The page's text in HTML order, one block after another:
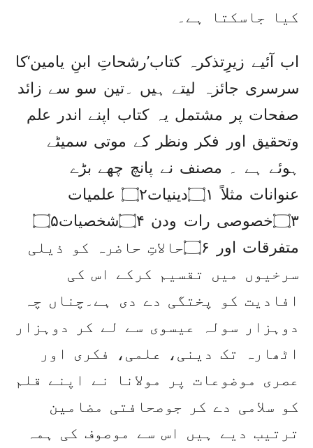
کیا جاسکتا ہے۔
اب آئیے زیرِتذکرہ کتاب’رشحاتِ ابنِ یامین‘کا
سرسری جائزہ لیتے ہیں ۔تین سو سے زائد
صفحات پر مشتمل یہ کتاب اپنے اندر علم
وتحقیق اور فکر ونظر کے موتی سمیٹے
ہوئے ہے ۔ مصنف نے پانچ چھے بڑے
عنوانات مثلاً ۝۱دینیات۝۲ علمیات
۝۳خصوصی رات ودن ۝۴شخصیات۝۵
متفرقات اور ۝۶حالاتِ حاضرہ کو ذیلی
سرخیوں میں تقسیم کرکے اس کی
افادیت کو پختگی دے دی ہے۔چناں چہ
دوہزار سولہ عیسوی سے لے کر دوہزار
اٹھارہ تک دینی، علمی، فکری اور
عصری موضوعات پر مولانا نے اپنے قلم
کو سلامی دے کر جوصحافتی مضامین
ترتیب دیے ہیں اس سے موصوف کی ہمہ